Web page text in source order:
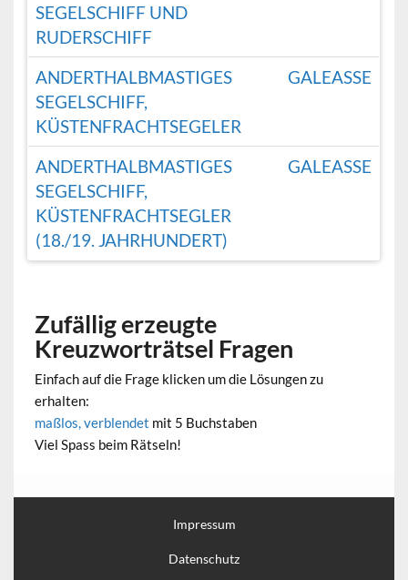
SEGELSCHIFF UND
RUDERSCHIFF
ANDERTHALBMASTIGES
SEGELSCHIFF,
KÜSTENFRACHTSEGELER
GALEASSE
ANDERTHALBMASTIGES
SEGELSCHIFF,
KÜSTENFRACHTSEGLER
(18./19. JAHRHUNDERT)
GALEASSE
Zufällig erzeugte
Kreuzworträtsel Fragen
Einfach auf die Frage klicken um die Lösungen zu
erhalten:
maßlos, verblendet mit 5 Buchstaben
Viel Spass beim Rätseln!
Impressum
Datenschutz